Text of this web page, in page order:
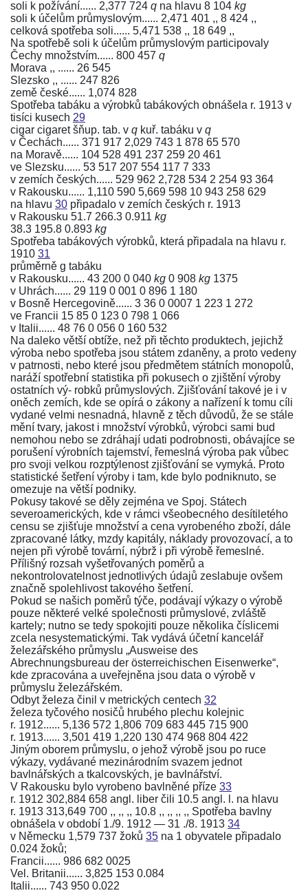
soli k požívání...... 2,377 724 q na hlavu 8 104 kg
soli k účelům průmyslovým...... 2,471 401 ,, 8 424 ,,
celková spotřeba soli...... 5,471 538 ,, 18 649 ,,
Na spotřebě soli k účelům průmyslovým participovaly
Čechy množstvím...... 800 457 q
Morava ,, ...... 26 545
Slezsko ,, ...... 247 826
země české...... 1,074 828
Spotřeba tabáku a výrobků tabákových obnášela r. 1913 v
tisíci kusech 29
cigar cigaret šňup. tab. v q kuř. tabáku v q
v Čechách...... 371 917 2,029 743 1 878 65 570
na Moravě...... 104 528 491 237 259 20 461
ve Slezsku...... 53 517 207 554 117 7 333
v zemích českých...... 529 962 2,728 534 2 254 93 364
v Rakousku...... 1,110 590 5,669 598 10 943 258 629
na hlavu 30 připadalo v zemích českých r. 1913
v Rakousku 51.7 266.3 0.911 kg
38.3 195.8 0.893 kg
Spotřeba tabákových výrobků, která připadala na hlavu r.
1910 31
průměrně g tabáku
v Rakousku...... 43 200 0 040 kg 0 908 kg 1375
v Uhrách...... 29 119 0 001 0 896 1 180
v Bosně Hercegovině...... 3 36 0 0007 1 223 1 272
ve Francii 15 85 0 123 0 798 1 066
v Italii...... 48 76 0 056 0 160 532
Na daleko větší obtíže, než při těchto produktech, jejichž
výroba nebo spotřeba jsou státem zdaněny, a proto vedeny
v patrnosti, nebo které jsou předmětem státních monopolů,
naráží spotřební statistika při pokusech o zjištění výroby
ostatních vý- robků průmyslových. Zjišťování takové je i v
oněch zemích, kde se opírá o zákony a nařízení k tomu cíli
vydané velmi nesnadná, hlavně z těch důvodů, že se stále
mění tvary, jakost i množství výrobků, výrobci sami bud
nemohou nebo se zdráhají udati podrobnosti, obávajíce se
porušení výrobních tajemství, řemeslná výroba pak vůbec
pro svoji velkou rozptýlenost zjišťování se vymyká. Proto
statistické šetření výroby i tam, kde bylo podniknuto, se
omezuje na větší podniky.
Pokusy takové se děly zejména ve Spoj. Státech
severoamerických, kde v rámci všeobecného desítiletého
censu se zjišťuje množství a cena vyrobeného zboží, dále
zpracované látky, mzdy kapitály, náklady provozovací, a to
nejen při výrobě tovární, nýbrž i při výrobě řemeslné.
Přílišný rozsah vyšetřovaných poměrů a
nekontrolovatelnost jednotlivých údajů zeslabuje ovšem
značně spolehlivost takového šetření.
Pokud se našich poměrů týče, podávají výkazy o výrobě
pouze některé velké společnosti průmyslové, zvláště
kartely; nutno se tedy spokojiti pouze několika číslicemi
zcela nesystematickými. Tak vydává účetní kancelář
železářského průmyslu „Ausweise des
Abrechnungsbureau der österreichischen Eisenwerke“,
kde zpracována a uveřejněna jsou data o výrobě v
průmyslu železářském.
Odbyt železa činil v metrických centech 32
železa tyčového nosičů hrubého plechu kolejnic
r. 1912...... 5,136 572 1,806 709 683 445 715 900
r. 1913...... 3,501 419 1,220 130 474 968 804 422
Jiným oborem průmyslu, o jehož výrobě jsou po ruce
výkazy, vydávané mezinárodním svazem jednot
bavlnářských a tkalcovských, je bavlnářství.
V Rakousku bylo vyrobeno bavlněné příze 33
r. 1912 302,884 658 angl. liber čili 10.5 angl. l. na hlavu
r. 1913 313,649 700 ,, ,, ,, 10.8 ,, ,, ,, ,, Spotřeba bavlny
obnášela v období 1./9. 1912 — 31 ./8. 1913 34
v Německu 1,579 737 žoků 35 na 1 obyvatele připadalo
0.024 žoků;
Francii...... 986 682 0025
Vel. Britanii...... 3,825 153 0.084
Italii...... 743 950 0.022